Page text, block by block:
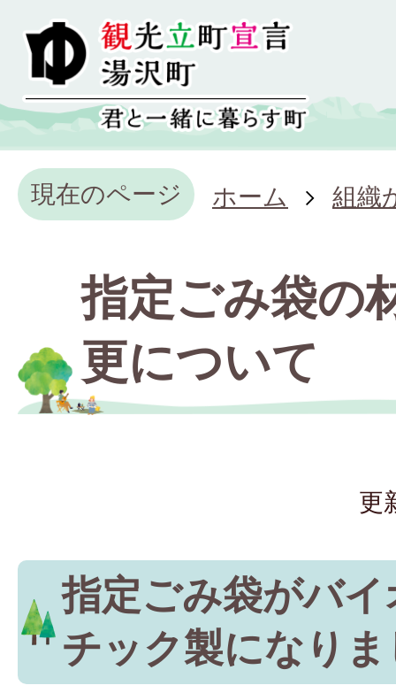
現在のページ ホーム 組織
指定ごみ袋の
更について
更
指定ごみ袋がバ
チック製になり